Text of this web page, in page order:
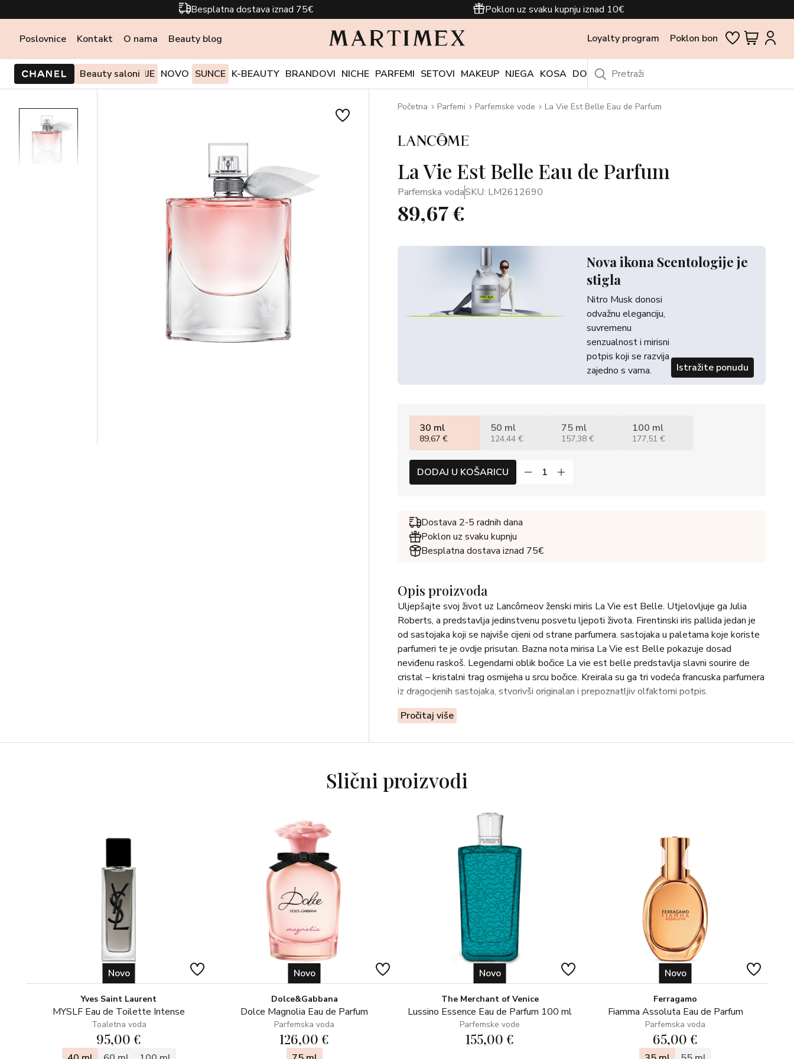
Besplatna dostava iznad 75€ Poklon uz svaku kupnju iznad 10€
Poslovnice Kontakt O nama Beauty blog Loyalty program Poklon bon
Beauty saloni
PONUDE I AKCIJE NOVO SUNCE K-BEAUTY BRANDOVI NICHE PARFEMI SETOVI MAKEUP NJEGA KOSA DODACI OUTLET
Početna Parfemi Parfemske vode La Vie Est Belle Eau de Parfum
La Vie Est Belle Eau de Parfum
Parfemska vodaSKU: LM2612690
89,67 €
Nova ikona Scentologije je
stigla
Nitro Musk donosi
odvažnu eleganciju,
suvremenu
senzualnost i mirisni
potpis koji se razvija
zajedno s vama.
Istražite ponudu
30 ml
89,67 €
50 ml
124,44 €
75 ml
157,38 €
100 ml
177,51 €
DODAJ U KOŠARICU
Dostava 2-5 radnih dana
Poklon uz svaku kupnju
Besplatna dostava iznad 75€
Opis proizvoda
Uljepšajte svoj život uz Lancômeov ženski miris La Vie est Belle. Utjelovljuje ga Julia
Roberts, a predstavlja jedinstvenu posvetu ljepoti života. Firentinski iris pallida jedan je
od sastojaka koji se najviše cijeni od strane parfumera. sastojaka u paletama koje koriste
parfumeri te je ovdje prisutan. Bazna nota mirisa La Vie est Belle pokazuje dosad
neviđenu raskoš. Legendarni oblik bočice La vie est belle predstavlja slavni sourire de
cristal – kristalni trag osmijeha u srcu bočice. Kreirala su ga tri vodeća francuska parfumera
iz dragocjenih sastojaka, stvorivši originalan i prepoznatljiv olfaktorni potpis.
Pročitaj više
Slični proizvodi
Novo
Yves Saint Laurent
MYSLF Eau de Toilette Intense
Toaletna voda
95,00 €
Novo
Dolce&Gabbana
Dolce Magnolia Eau de Parfum
Parfemska voda
126,00 €
Novo
The Merchant of Venice
Lussino Essence Eau de Parfum 100 ml
Parfemske vode
155,00 €
Novo
Ferragamo
Fiamma Assoluta Eau de Parfum
Parfemska voda
65,00 €